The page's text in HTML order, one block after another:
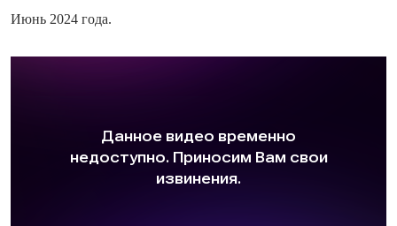
Июнь 2024 года.